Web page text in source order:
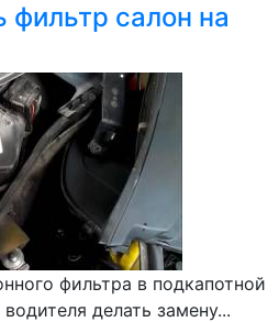
фильтр салон на
фильтра в подкапотной
делать замену...